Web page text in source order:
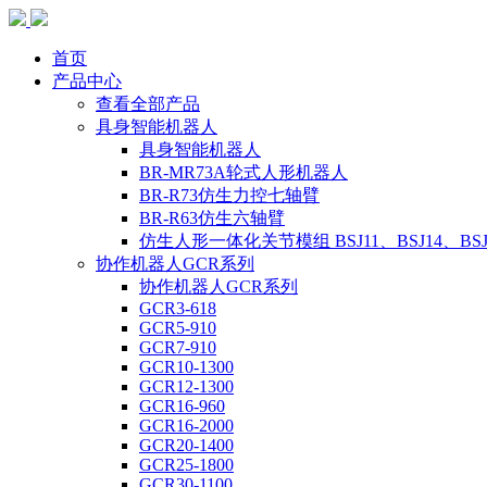
首页
产品中心
查看全部产品
具身智能机器人
具身智能机器人
BR-MR73A轮式人形机器人
BR-R73仿生力控七轴臂
BR-R63仿生六轴臂
仿生人形一体化关节模组 BSJ11、BSJ14、
协作机器人GCR系列
协作机器人GCR系列
GCR3-618
GCR5-910
GCR7-910
GCR10-1300
GCR12-1300
GCR16-960
GCR16-2000
GCR20-1400
GCR25-1800